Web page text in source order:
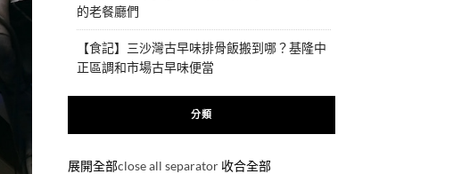
的老餐廳們
【食記】三沙灣古早味排骨飯搬到哪？基隆中
正區調和市場古早味便當
分類
展開全部close all separator 收合全部